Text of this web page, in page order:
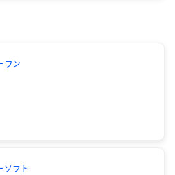
ッタクのセンレイ、スピーディー
すねナックルがだしやすいの
出にくいです安定性が欲しいな
とスピードがほしいならスペク
ィーPOもなかなかいいです
チオシです初心者から上級者ま
に合う合わないは、特殊素材で
にないと思いますよ
ワン
ソフト